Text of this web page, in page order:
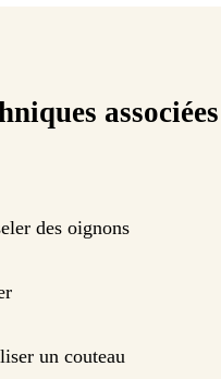
associées
des oignons
un couteau